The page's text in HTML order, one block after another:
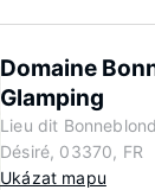
Domaine
Glamping
Lieu dit
Désiré, 03370, FR
Ukázat mapu